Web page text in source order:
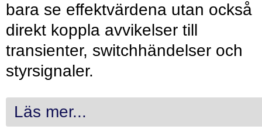
bara se effektvärdena utan också
direkt koppla avvikelser till
transienter, switchhändelser och
styrsignaler.
Läs mer...